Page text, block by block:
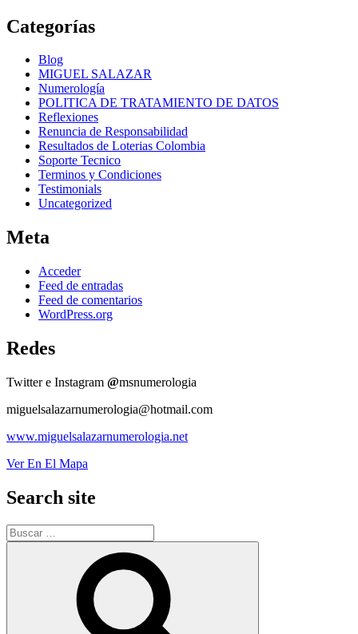
Categorías
Blog
MIGUEL SALAZAR
Numerología
POLITICA DE TRATAMIENTO DE DATOS
Reflexiones
Renuncia de Responsabilidad
Resultados de Loterias Colombia
Soporte Tecnico
Terminos y Condiciones
Testimonials
Uncategorized
Meta
Acceder
Feed de entradas
Feed de comentarios
WordPress.org
Redes
Twitter e Instagram @msnumerologia
miguelsalazarnumerologia@hotmail.com
www.miguelsalazarnumerologia.net
Ver En El Mapa
Search site
Buscar
por: